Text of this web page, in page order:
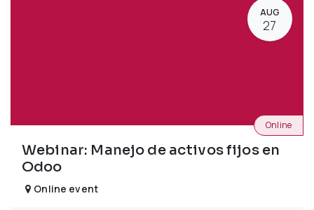
AUG
27
Webinar: Manejo de activos fijos en
Odoo
Online
Online event